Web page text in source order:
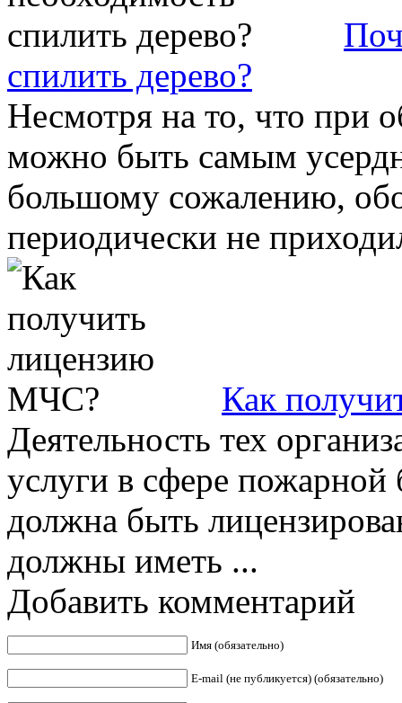
спилить дерево?
Несмотря на то, что при
можно быть самым
большому сожалению,
периодически не
Как
Деятельность тех
услуги в сфере пожарной
должна быть
должны иметь ...
Добавить комментарий
Имя (обязательно)
E-mail (не публикуется) (обязательно)